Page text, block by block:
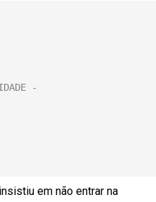
em não entrar na